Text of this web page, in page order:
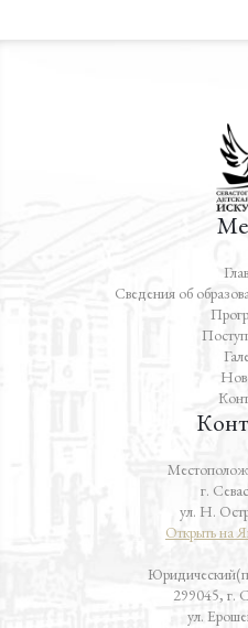
Сведения об
г.
ул. Н.
Открыть на
299045, г.
ул.